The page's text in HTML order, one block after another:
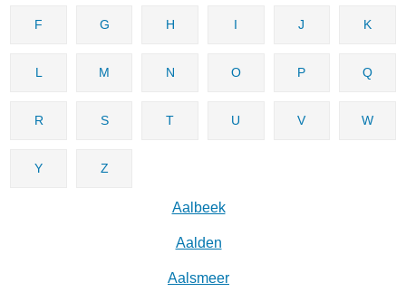
F G H I J K
L M N O P Q
R S T U V W
Y Z
Aalbeek
Aalden
Aalsmeer